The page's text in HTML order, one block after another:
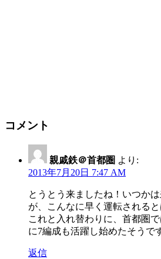
コメント
親戚鉄＠首都圏 より:
2013年7月20日 7:47 AM
とうとう来ましたね！いつか
が、こんなに早く運転されると
これと入れ替わりに、首都圏
に7編成も活躍し始めたそうで
返信